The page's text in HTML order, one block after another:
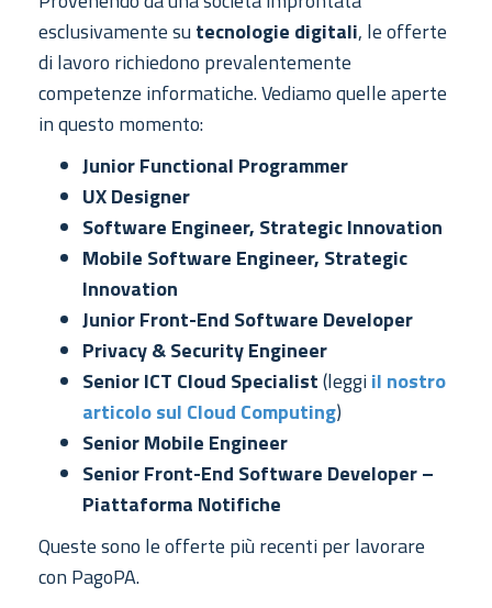
esclusivamente su tecnologie digitali, le offerte
di lavoro richiedono prevalentemente
competenze informatiche. Vediamo quelle aperte
in questo momento:
Junior Functional Programmer
UX Designer
Software Engineer, Strategic Innovation
Mobile Software Engineer, Strategic
Innovation
Junior Front-End Software Developer
Privacy & Security Engineer
Senior ICT Cloud Specialist(leggiil nostro
articolo sul Cloud Computing)
Senior Mobile Engineer
Senior Front-End Software Developer –
Piattaforma Notifiche
Queste sono le offerte più recenti per lavorare
con PagoPA.